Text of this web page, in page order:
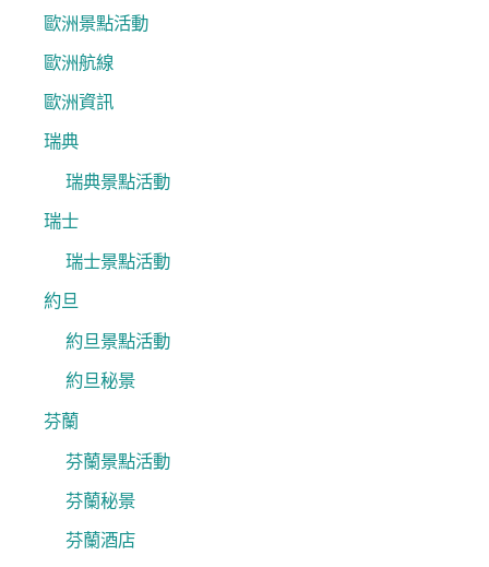
歐洲景點活動
歐洲航線
歐洲資訊
瑞典
瑞典景點活動
瑞士
瑞士景點活動
約旦
約旦景點活動
約旦秘景
芬蘭
芬蘭景點活動
芬蘭秘景
芬蘭酒店